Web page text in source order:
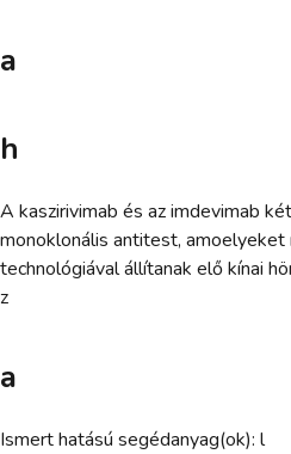
a
h
A kaszirivimab és az imdevimab
monoklonális antitest, amoelyeket
technológiával állítanak elő kínai
z
a
Ismert hatású segédanyag(ok): l